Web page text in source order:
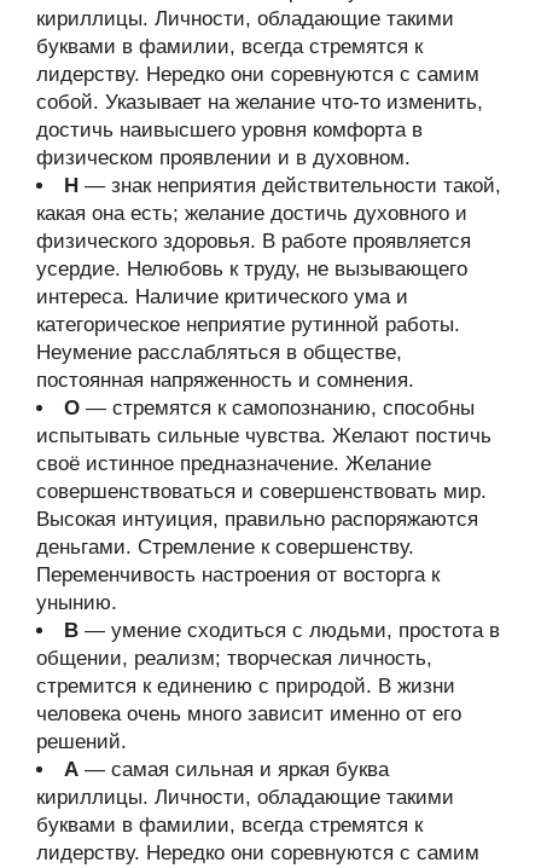
кириллицы. Личности, обладающие такими
буквами в фамилии, всегда стремятся к
лидерству. Нередко они соревнуются с самим
собой. Указывает на желание что-то изменить,
достичь наивысшего уровня комфорта в
физическом проявлении и в духовном.
Н — знак неприятия действительности такой,
какая она есть; желание достичь духовного и
физического здоровья. В работе проявляется
усердие. Нелюбовь к труду, не вызывающего
интереса. Наличие критического ума и
категорическое неприятие рутинной работы.
Неумение расслабляться в обществе,
постоянная напряженность и сомнения.
О — стремятся к самопознанию, способны
испытывать сильные чувства. Желают постичь
своё истинное предназначение. Желание
совершенствоваться и совершенствовать мир.
Высокая интуиция, правильно распоряжаются
деньгами. Стремление к совершенству.
Переменчивость настроения от восторга к
унынию.
В — умение сходиться с людьми, простота в
общении, реализм; творческая личность,
стремится к единению с природой. В жизни
человека очень много зависит именно от его
решений.
А — самая сильная и яркая буква
кириллицы. Личности, обладающие такими
буквами в фамилии, всегда стремятся к
лидерству. Нередко они соревнуются с самим